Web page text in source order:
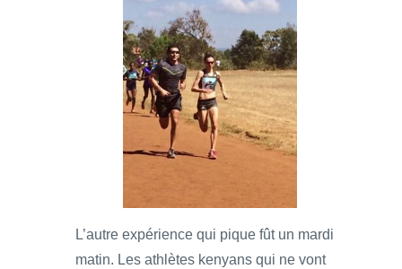
L’autre expérience qui pique fût un mardi
matin. Les athlètes kenyans qui ne vont